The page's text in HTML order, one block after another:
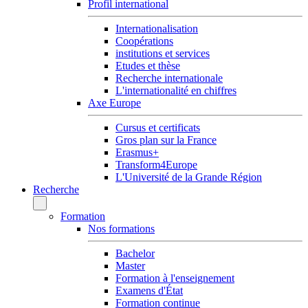
Profil international
Internationalisation
Coopérations
institutions et services
Etudes et thèse
Recherche internationale
L'internationalité en chiffres
Axe Europe
Cursus et certificats
Gros plan sur la France
Erasmus+
Transform4Europe
L'Université de la Grande Région
Recherche
Formation
Nos formations
Bachelor
Master
Formation à l'enseignement
Examens d'État
Formation continue